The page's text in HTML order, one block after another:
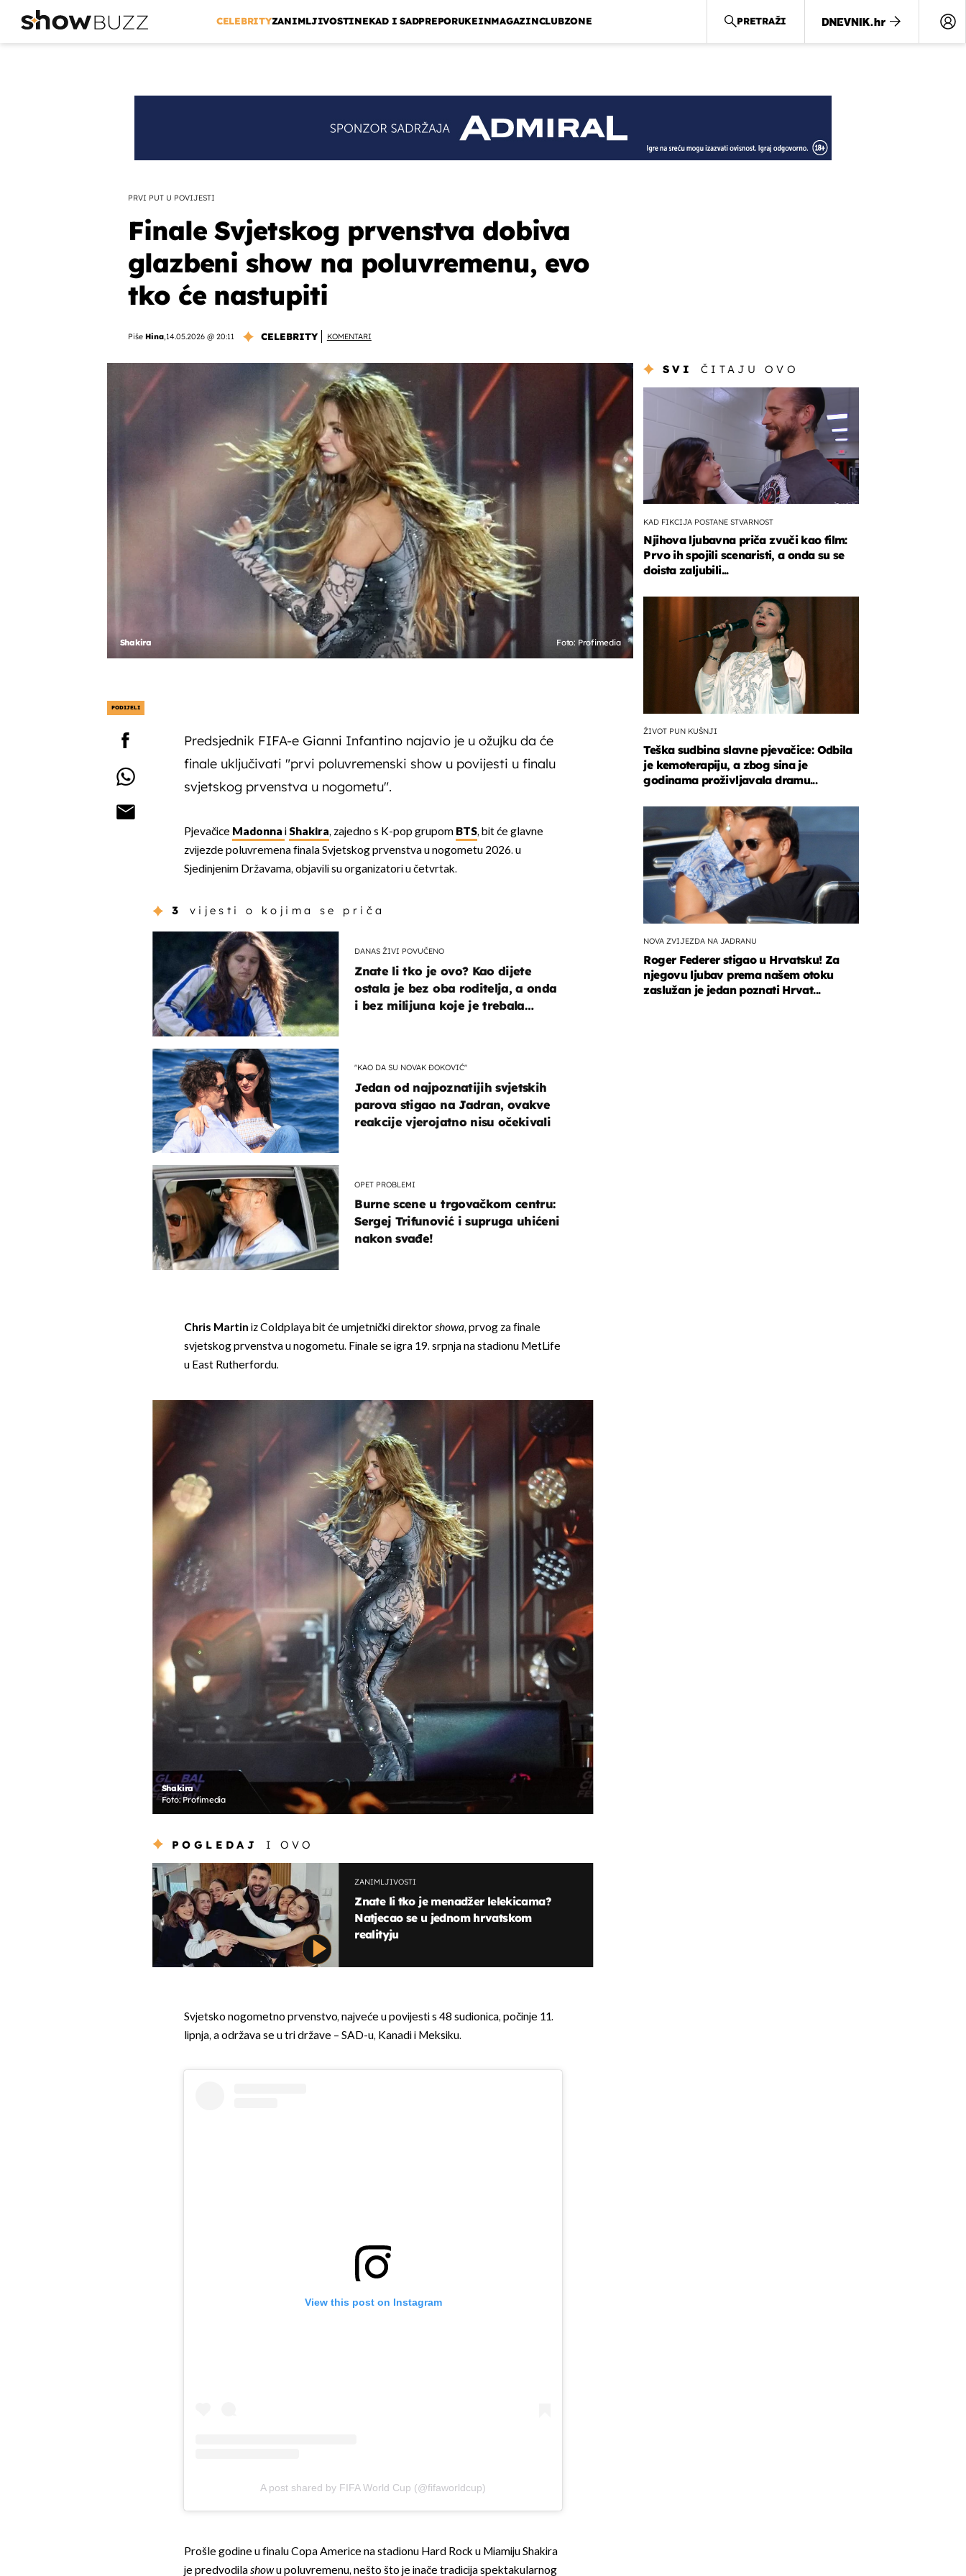
CELEBRITYZANIMLJIVOSTINEKAD I SADPREPORUKEINMAGAZINCLUBZONE PRETRAŽI
PRVI PUT U POVIJESTI
Finale Svjetskog prvenstva dobiva
glazbeni show na poluvremenu, evo
tko će nastupiti
Piše Hina,14.05.2026 @ 20:11 CELEBRITY KOMENTARI
Shakira Foto: Profimedia
PODIJELI
Predsjednik FIFA-e Gianni Infantino najavio je u ožujku da će
finale uključivati ​​"prvi poluvremenski show u povijesti u finalu
svjetskog prvenstva u nogometu".
Pjevačice Madonna iShakira, zajedno s K-pop grupom BTS, bit će glavne
zvijezde poluvremena finala Svjetskog prvenstva u nogometu 2026. u
Sjedinjenim Državama, objavili su organizatori u četvrtak.
3 vijesti o kojima se priča
DANAS ŽIVI POVUČENO
Znate li tko je ovo? Kao dijete
ostala je bez oba roditelja, a onda
i bez milijuna koje je trebala
"KAO DA SU NOVAK ĐOKOVIĆ"
Jedan od najpoznatijih svjetskih
parova stigao na Jadran, ovakve
reakcije vjerojatno nisu očekivali
OPET PROBLEMI
Burne scene u trgovačkom centru:
Sergej Trifunović i supruga uhićeni
nakon svađe!
Chris Martin iz Coldplaya bit će umjetnički direktorshowa, prvog za finale
svjetskog prvenstva u nogometu. Finale se igra 19. srpnja na stadionu MetLife
u East Rutherfordu.
Shakira
Foto: Profimedia
POGLEDAJ I OVO
ZANIMLJIVOSTI
Znate li tko je menadžer lelekicama?
Natjecao se u jednom hrvatskom
realityju
Svjetsko nogometno prvenstvo, najveće u povijesti s 48 sudionica, počinje 11.
lipnja, a održava se u tri države – SAD-u, Kanadi i Meksiku.
View this post on Instagram
A post shared by FIFA World Cup (@fifaworldcup)
Prošle godine u finalu Copa Americe na stadionu Hard Rock u Miamiju Shakira
je predvodilashowu poluvremenu, nešto što je inače tradicija spektakularnog
SVI ČITAJU OVO
KAD FIKCIJA POSTANE STVARNOST
Njihova ljubavna priča zvuči kao film:
Prvo ih spojili scenaristi, a onda su se
doista zaljubili...
ŽIVOT PUN KUŠNJI
Teška sudbina slavne pjevačice: Odbila
je kemoterapiju, a zbog sina je
godinama proživljavala dramu...
NOVA ZVIJEZDA NA JADRANU
Roger Federer stigao u Hrvatsku! Za
njegovu ljubav prema našem otoku
zaslužan je jedan poznati Hrvat...
OMOGUĆI OBAVIJESTI